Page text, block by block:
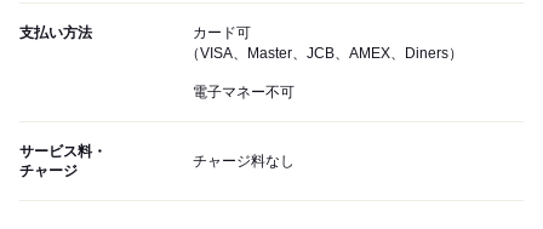
支払い方法
カード可
（VISA、Master、JCB、AMEX、Diners）
電子マネー不可
サービス料・
チャージ
チャージ料なし